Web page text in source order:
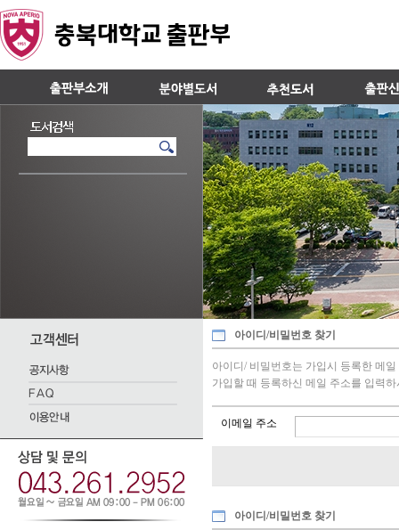
아이디/비밀번호 찾기
아이디/ 비밀번호는 가입시 등록한 메
가입할 때 등록하신 메일 주소를 입력
이메일 주소
아이디/비밀번호 찾기